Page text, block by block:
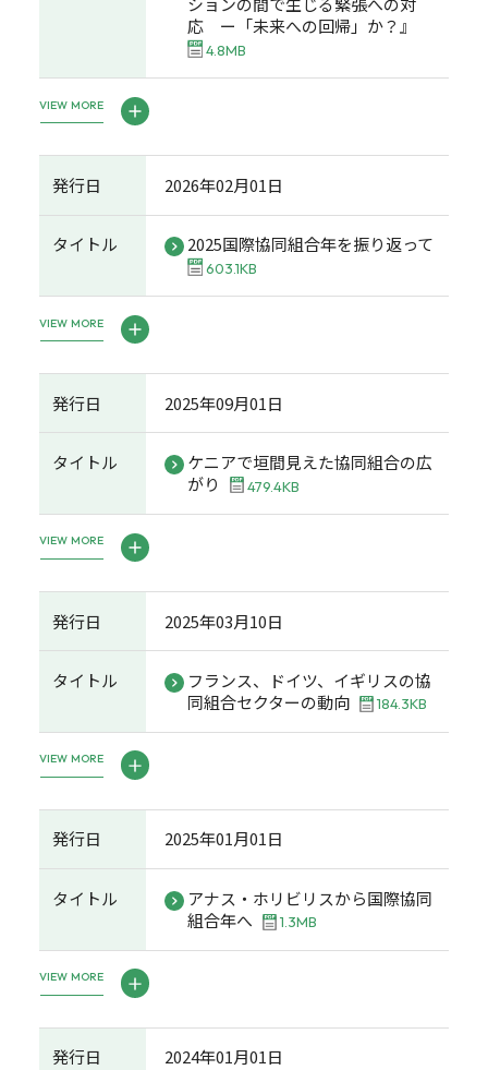
応 ー「未来への回帰」か？』
4.8MB
VIEW MORE
発行日 2026年02月01日
タイトル 2025国際協同組合年を振り返って
603.1KB
VIEW MORE
発行日 2025年09月01日
タイトル
ケニアで垣間見えた協同組合の広
がり
479.4KB
VIEW MORE
発行日 2025年03月10日
タイトル
フランス、ドイツ、イギリスの協
同組合セクターの動向
184.3KB
VIEW MORE
発行日 2025年01月01日
タイトル
アナス・ホリビリスから国際協同
組合年へ
1.3MB
VIEW MORE
発行日 2024年01月01日